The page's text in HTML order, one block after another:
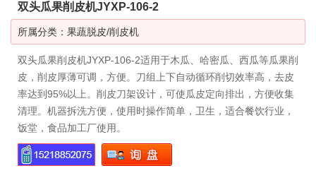
双头瓜果削皮机JYXP-106-2
所属分类： 果蔬脱皮/削皮机
双头瓜果削皮机JYXP-106-2适用于木瓜、哈密瓜、西瓜等瓜果削
皮，削皮厚薄可调，方便。刀组上下自动循环削切效率高，去皮
率达到95%以上。削皮刀架设计，可使瓜皮定向排出，方便收集
清理。机器拆洗方便，使用时操作简单，卫生，适合餐饮行业，
饭堂，食品加工厂使用。